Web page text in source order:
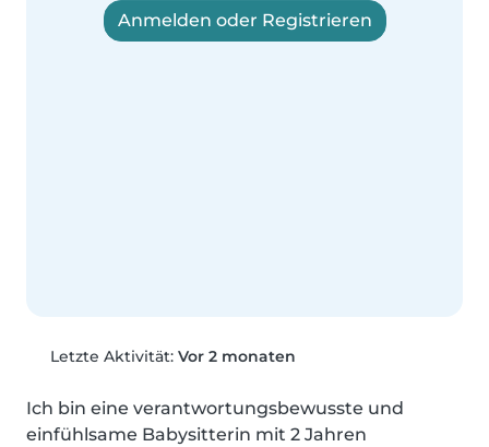
Anmelden oder Registrieren
Letzte Aktivität: Vor 2 monaten
Ich bin eine verantwortungsbewusste und
einfühlsame Babysitterin mit 2 Jahren